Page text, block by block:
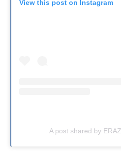
View this post on Instagram
A post shared by